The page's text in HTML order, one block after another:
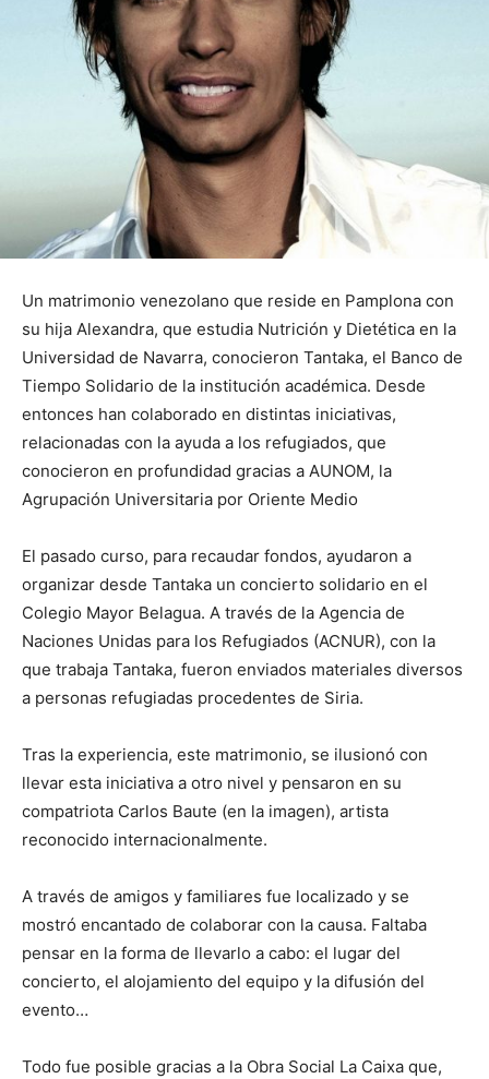
Un matrimonio venezolano que reside en Pamplona con
su hija Alexandra, que estudia Nutrición y Dietética en la
Universidad de Navarra, conocieron Tantaka, el Banco de
Tiempo Solidario de la institución académica. Desde
entonces han colaborado en distintas iniciativas,
relacionadas con la ayuda a los refugiados, que
conocieron en profundidad gracias a AUNOM, la
Agrupación Universitaria por Oriente Medio
El pasado curso, para recaudar fondos, ayudaron a
organizar desde Tantaka un concierto solidario en el
Colegio Mayor Belagua. A través de la Agencia de
Naciones Unidas para los Refugiados (ACNUR), con la
que trabaja Tantaka, fueron enviados materiales diversos
a personas refugiadas procedentes de Siria.
Tras la experiencia, este matrimonio, se ilusionó con
llevar esta iniciativa a otro nivel y pensaron en su
compatriota Carlos Baute (en la imagen), artista
reconocido internacionalmente.
A través de amigos y familiares fue localizado y se
mostró encantado de colaborar con la causa. Faltaba
pensar en la forma de llevarlo a cabo: el lugar del
concierto, el alojamiento del equipo y la difusión del
evento…
Todo fue posible gracias a la Obra Social La Caixa que,